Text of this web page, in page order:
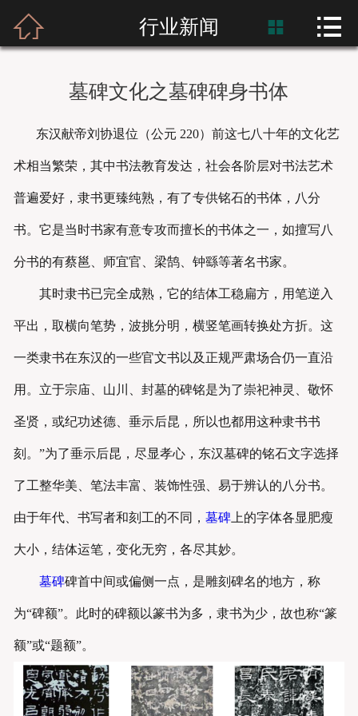
首页
新闻资讯
产品应用
工程案例
 行业新闻  
墓碑文化之墓碑碑身书体
东汉献帝刘协退位（公元 220）前这七八十年的文化艺
术相当繁荣，其中书法教育发达，社会各阶层对书法艺术
普遍爱好，隶书更臻纯熟，有了专供铭石的书体，八分
书。它是当时书家有意专攻而擅长的书体之一，如擅写八
分书的有蔡邕、师宜官、梁鹄、钟繇等著名书家。
其时隶书已完全成熟，它的结体工稳扁方，用笔逆入
平出，取横向笔势，波挑分明，横竖笔画转换处方折。这
一类隶书在东汉的一些官文书以及正规严肃场合仍一直沿
用。立于宗庙、山川、封墓的碑铭是为了崇祀神灵、敬怀
圣贤，或纪功述德、垂示后昆，所以也都用这种隶书书
刻。”为了垂示后昆，尽显孝心，东汉墓碑的铭石文字选择
了工整华美、笔法丰富、装饰性强、易于辨认的八分书。
由于年代、书写者和刻工的不同， 墓碑上的字体各显肥瘦
大小，结体运笔，变化无穷，各尽其妙。
墓碑碑首中间或偏侧一点，是雕刻碑名的地方，称
为“碑额”。此时的碑额以篆书为多，隶书为少，故也称“篆
额”或“题额”。